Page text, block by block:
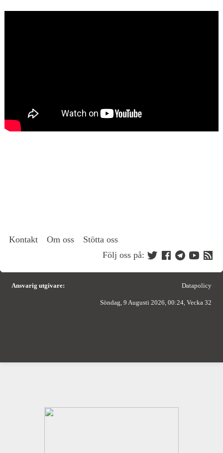
Kontakt Om oss
Stötta oss
Följ oss på:
Ansvarig utgivare: Datapolicy
Söndag, 9 Augusti 2026, 00:24, Vecka 32